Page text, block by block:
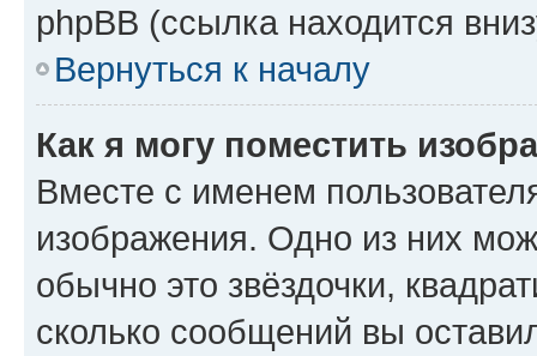
phpBB (ссылка находится
Вернуться к началу
Как я могу поместить
Вместе с именем
изображения. Одно из них
обычно это звёздочки,
сколько сообщений вы